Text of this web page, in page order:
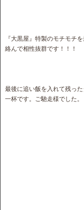
『大黒屋』特製のモチモチ
絡んで相性抜群です！！！
最後に追い飯を入れて残っ
一杯です。ご馳走様でした。